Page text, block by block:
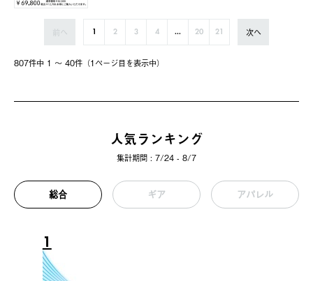
807件中 1 〜 40件（1ページ⽬を表⽰中）
前へ 1 2 3 4 ... 20 21 次へ
人気ランキング
集計期間 : 7/24 - 8/7
総合 ギア アパレル
1